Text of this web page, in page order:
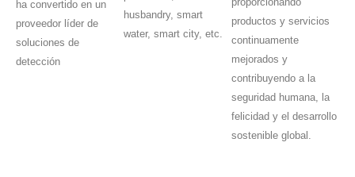
ha convertido en un
proveedor líder de
soluciones de
detección
husbandry, smart
water, smart city, etc.
productos y servicios
continuamente
mejorados y
contribuyendo a la
seguridad humana, la
felicidad y el desarrollo
sostenible global.